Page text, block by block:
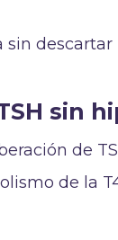
sin
de
de la